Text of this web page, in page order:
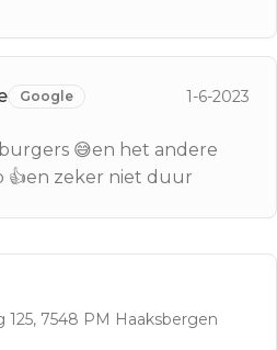
Google 1-6-2023
😅en het andere
👍en zeker niet duur
125, 7548 PM Haaksbergen